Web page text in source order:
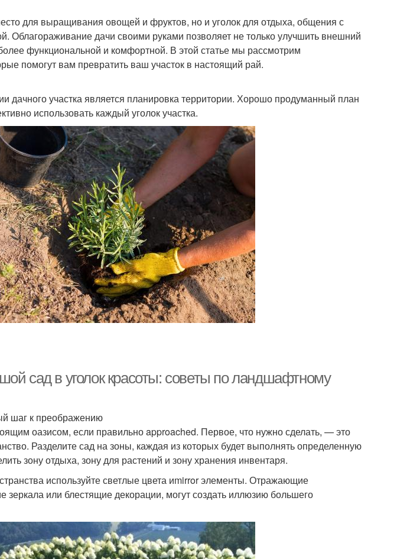
для выращивания овощей и фруктов, но и уголок для отдыха, общения с
Облагораживание дачи своими руками позволяет не только улучшить внешний
функциональной и комфортной. В этой статье мы рассмотрим
помогут вам превратить ваш участок в настоящий рай.
дачного участка является планировка территории. Хорошо продуманный план
использовать каждый уголок участка.
сад в уголок красоты: советы по ландшафтному
шаг к преображению
оазисом, если правильно approached. Первое, что нужно сделать, — это
Разделите сад на зоны, каждая из которых будет выполнять определенную
зону отдыха, зону для растений и зону хранения инвентаря.
используйте светлые цвета иmirror элементы. Отражающие
зеркала или блестящие декорации, могут создать иллюзию большего